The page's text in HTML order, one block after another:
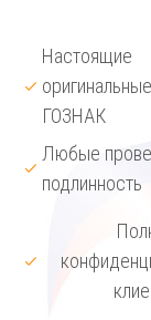
Настоящие
ГОЗНАК
Любые
подлинность